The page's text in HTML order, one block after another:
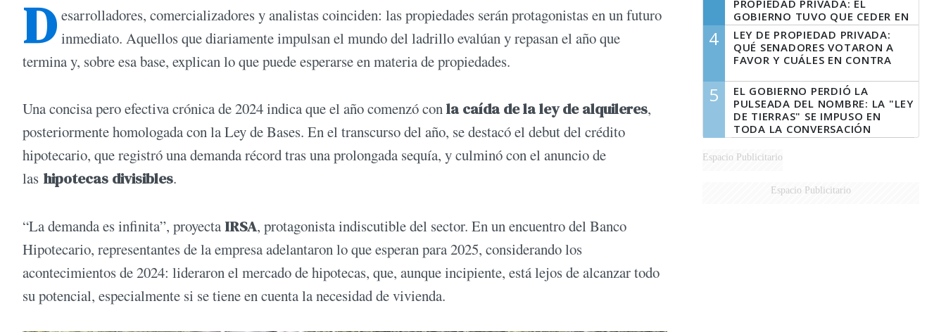
D esarrolladores, comercializadores y analistas coinciden: las propiedades serán protagonistas en un futuro
inmediato. Aquellos que diariamente impulsan el mundo del ladrillo evalúan y repasan el año que
termina y, sobre esa base, explican lo que puede esperarse en materia de propiedades.
Una concisa pero efectiva crónica de 2024 indica que el año comenzó conla caída de la ley de alquileres,
posteriormente homologada con la Ley de Bases. En el transcurso del año, se destacó el debut del crédito
hipotecario, que registró una demanda récord tras una prolongada sequía, y culminó con el anuncio de
las hipotecas divisibles.
“La demanda es infinita”, proyecta IRSA, protagonista indiscutible del sector. En un encuentro del Banco
Hipotecario, representantes de la empresa adelantaron lo que esperan para 2025, considerando los
acontecimientos de 2024: lideraron el mercado de hipotecas, que, aunque incipiente, está lejos de alcanzar todo
su potencial, especialmente si se tiene en cuenta la necesidad de vivienda.
PROPIEDAD PRIVADA: EL
GOBIERNO TUVO QUE CEDER EN
LA LEY DEL MANEJO DEL FUEGO
4
LEY DE PROPIEDAD PRIVADA:
QUÉ SENADORES VOTARON A
FAVOR Y CUÁLES EN CONTRA
5
EL GOBIERNO PERDIÓ LA
PULSEADA DEL NOMBRE: LA "LEY
DE TIERRAS" SE IMPUSO EN
TODA LA CONVERSACIÓN
DIGITAL
Espacio Publicitario
Espacio Publicitario